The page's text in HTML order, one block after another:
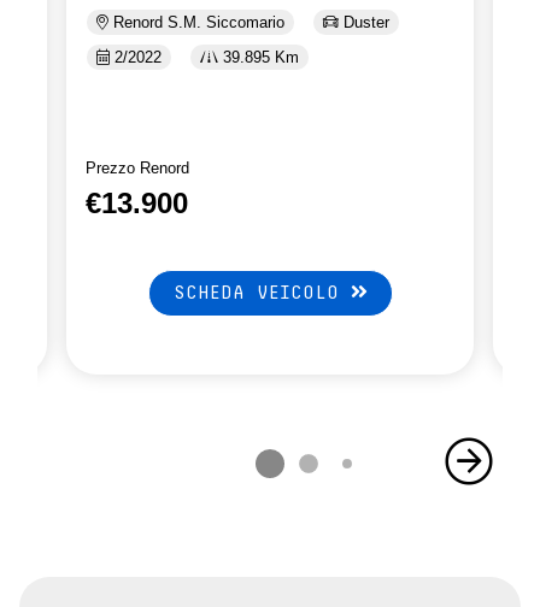
Renord S.M. Siccomario
Duster
2/2022
39.895 Km
Prezzo Renord
€13.900
SCHEDA VEICOLO